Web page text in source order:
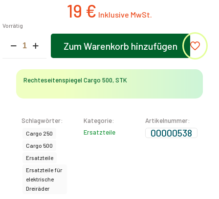
19 €
Vorrätig
Rechteseitenspiegel
Cargo
Zum Warenkorb hinzufügen
Alternative:
Rechteseitenspiegel Cargo 500, STK
Schlagwörter:
Cargo 250
Cargo 500
Ersatzteile
Ersatzteile für
elektrische
Dreiräder
Kategorie:
Ersatzteile
Artikelnummer:
00000538